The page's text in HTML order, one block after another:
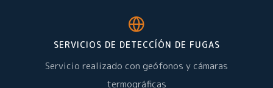
SERVICIOS DE DETECCÍÓN DE FUGAS
Servicio realizado con geófonos y cámaras
termográficas